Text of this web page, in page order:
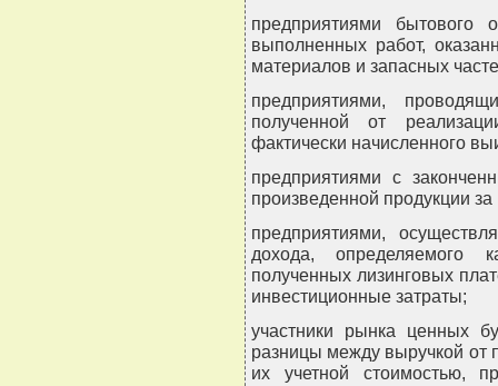
предприятиями бытового
выполненных работ,
материалов и запасных
предприятиями,
полученной от
фактически начисленного
предприятиями с
произведенной продукции
предприятиями,
дохода,
полученных лизинговых
инвестиционные затраты;
участники рынка ценных
разницы между выручкой от
их учетной стоимостью,